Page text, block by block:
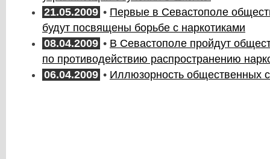
21.05.2009 • Первые в Севастополе
будут посвящены борьбе с наркотиками
08.04.2009 • В Севастополе пройдут
по противодействию распространению
06.04.2009 • Иллюзорность общественных